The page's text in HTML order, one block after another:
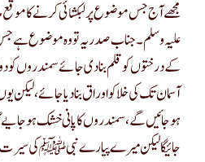
مجھے آج جس موضوع پر لبکشائی کرنے کا موقع
علیہ وسلم۔ جناب صدر یہ تو وہ موضوع ہے
کے درختوں کو قلم بنا دی جائے سمندروں کو
آسمان تک کی خلا کو اوراق بنا دیا جائے، لیکن
ہو جائیں گے ، سمندروں کا پانی خشک ہو جایے
جائیگا لیکن میرے پیارے نبی ﷺ کی سیرت